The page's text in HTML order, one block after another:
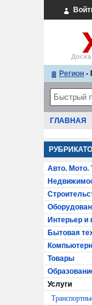
Регион -
ГЛАВНАЯ
Авто. Мото.
Интерьер и
Бытовая
Товары
Услуги